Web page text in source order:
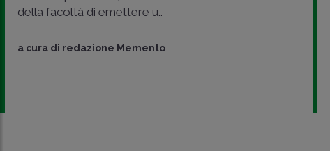
della facoltà di emettere u..
a cura di redazione Memento